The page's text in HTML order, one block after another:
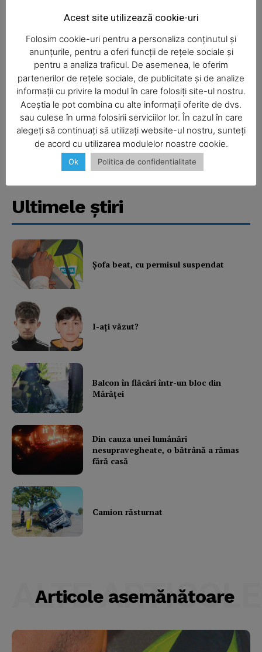
SUBSCRIBE NOW
Company
Contact us
My account
Ultimele ştiri
Şofa beat, cu permisul suspendat
I-aţi văzut?
Balcon în flăcări într-un bloc din
Mărăţei
Din cauza unei lumânări
nesupravegheate, o bătrână a rămas
fără casă
Camion răsturnat
Articole asemănătoare
ALTE ARTICOLE
Acest site utilizează cookie-uri
Folosim cookie-uri pentru a personaliza conținutul și
anunțurile, pentru a oferi funcții de rețele sociale și
pentru a analiza traficul. De asemenea, le oferim
partenerilor de rețele sociale, de publicitate și de analize
informații cu privire la modul în care folosiți site-ul nostru.
Aceștia le pot combina cu alte informații oferite de dvs.
sau culese în urma folosirii serviciilor lor. În cazul în care
alegeți să continuați să utilizați website-ul nostru, sunteți
de acord cu utilizarea modulelor noastre cookie.
Ok Politica de confidentialitate